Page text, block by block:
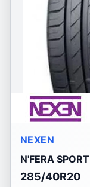
NEXEN
N'FERA SPORT
285/40R20